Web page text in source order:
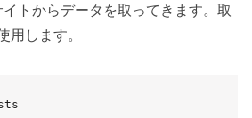
トからデータを取ってきます。取
します。